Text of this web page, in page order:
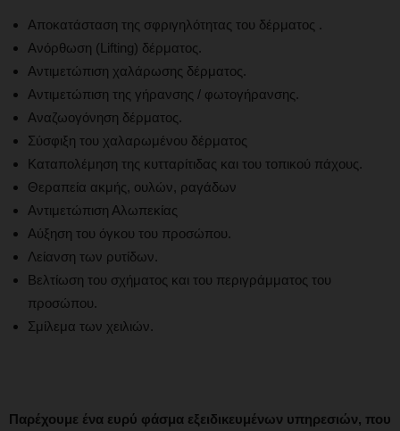
Αποκατάσταση της σφριγηλότητας του δέρματος .
Ανόρθωση (Lifting) δέρματος.
Αντιμετώπιση χαλάρωσης δέρματος.
Αντιμετώπιση της γήρανσης / φωτογήρανσης.
Αναζωογόνηση δέρματος.
Σύσφιξη του χαλαρωμένου δέρματος
Καταπολέμηση της κυτταρίτιδας και του τοπικού πάχους.
Θεραπεία ακμής, ουλών, ραγάδων
Αντιμετώπιση Αλωπεκίας
Αύξηση του όγκου του προσώπου.
Λείανση των ρυτίδων.
Βελτίωση του σχήματος και του περιγράμματος του
προσώπου.
Σμίλεμα των χειλιών.
Παρέχουμε ένα ευρύ φάσμα εξειδικευμένων υπηρεσιών, που